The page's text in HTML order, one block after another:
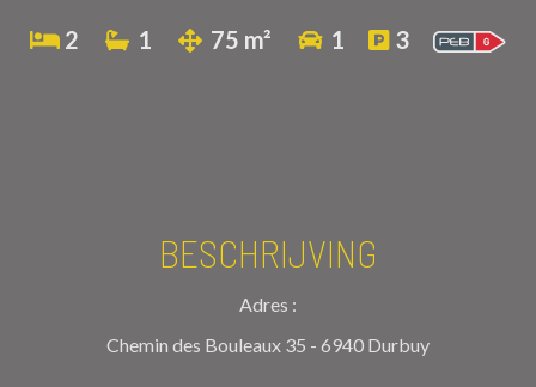
2 1 75 m² 1 3
BESCHRIJVING
Adres :
Chemin des Bouleaux 35 - 6940 Durbuy